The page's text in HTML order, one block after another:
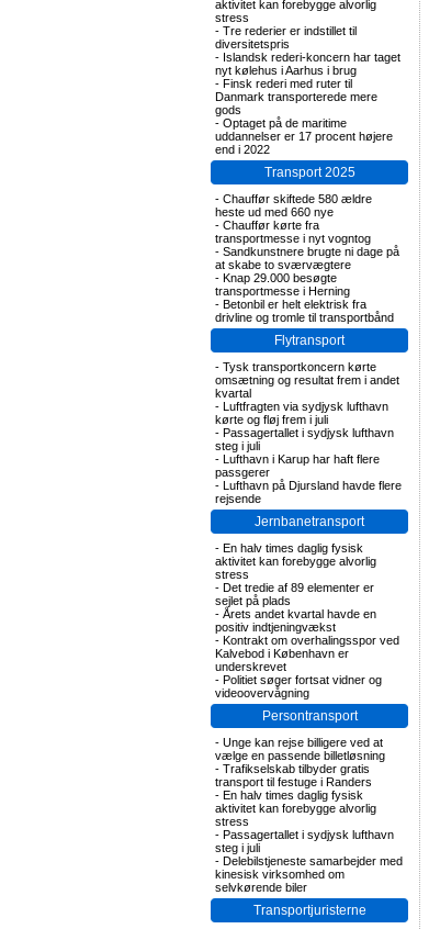
aktivitet kan forebygge alvorlig
stress
- Tre rederier er indstillet til
diversitetspris
- Islandsk rederi-koncern har taget
nyt kølehus i Aarhus i brug
- Finsk rederi med ruter til
Danmark transporterede mere
gods
- Optaget på de maritime
uddannelser er 17 procent højere
end i 2022
Transport 2025
- Chauffør skiftede 580 ældre
heste ud med 660 nye
- Chauffør kørte fra
transportmesse i nyt vogntog
- Sandkunstnere brugte ni dage på
at skabe to sværvægtere
- Knap 29.000 besøgte
transportmesse i Herning
- Betonbil er helt elektrisk fra
drivline og tromle til transportbånd
Flytransport
- Tysk transportkoncern kørte
omsætning og resultat frem i andet
kvartal
- Luftfragten via sydjysk lufthavn
kørte og fløj frem i juli
- Passagertallet i sydjysk lufthavn
steg i juli
- Lufthavn i Karup har haft flere
passgerer
- Lufthavn på Djursland havde flere
rejsende
Jernbanetransport
- En halv times daglig fysisk
aktivitet kan forebygge alvorlig
stress
- Det tredie af 89 elementer er
sejlet på plads
- Årets andet kvartal havde en
positiv indtjeningvækst
- Kontrakt om overhalingsspor ved
Kalvebod i København er
underskrevet
- Politiet søger fortsat vidner og
videoovervågning
Persontransport
- Unge kan rejse billigere ved at
vælge en passende billetløsning
- Trafikselskab tilbyder gratis
transport til festuge i Randers
- En halv times daglig fysisk
aktivitet kan forebygge alvorlig
stress
- Passagertallet i sydjysk lufthavn
steg i juli
- Delebilstjeneste samarbejder med
kinesisk virksomhed om
selvkørende biler
Transportjuristerne